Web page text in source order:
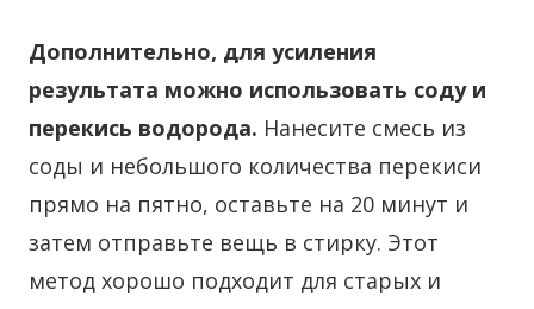
Дополнительно, для усиления
результата можно использовать соду и
перекись водорода. Нанесите смесь из
соды и небольшого количества перекиси
прямо на пятно, оставьте на 20 минут и
затем отправьте вещь в стирку. Этот
метод хорошо подходит для старых и